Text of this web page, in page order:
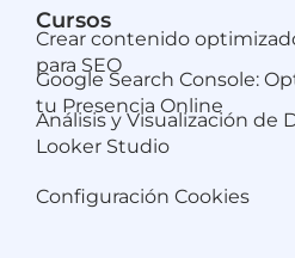
Cursos
Crear contenido
para SEO
Google Search Console:
tu Presencia Online
Análisis y Visualización de
Looker Studio
Configuración Cookies